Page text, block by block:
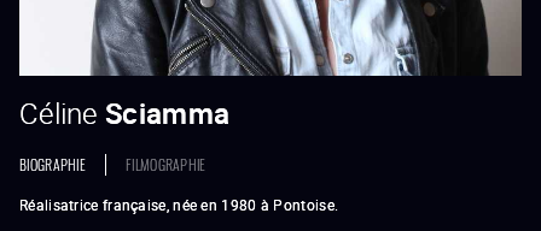
Céline Sciamma
BIOGRAPHIE FILMOGRAPHIE
Réalisatrice française, née en 1980 à Pontoise.